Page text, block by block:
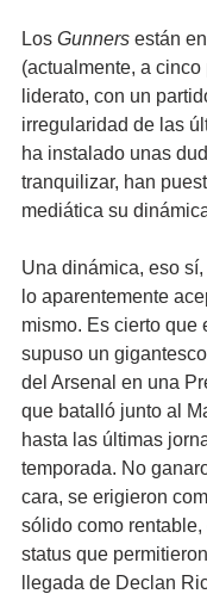
Los Gunners están
(actualmente, a cinco
liderato, con un
irregularidad de las
ha instalado unas
tranquilizar, han
mediática su
Una dinámica, eso
lo aparentemente
mismo. Es cierto que
supuso un
del Arsenal en una
que batalló junto al
hasta las últimas
temporada. No
cara, se erigieron
sólido como
status que
llegada de Declan